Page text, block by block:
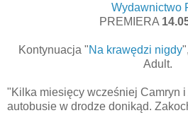
Wydawnictwo
PREMIERA
Kontynuacja "Na krawędzi nigdy
Adult.
"Kilka miesięcy wcześniej Camryn
autobusie w drodze donikąd.